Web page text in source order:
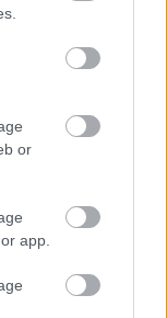
or
app.
Remaining
0:13